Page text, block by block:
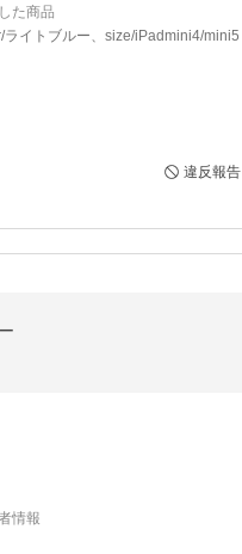
た商品
ライトブルー、size/iPadmini4/mini5
違反報告
情報